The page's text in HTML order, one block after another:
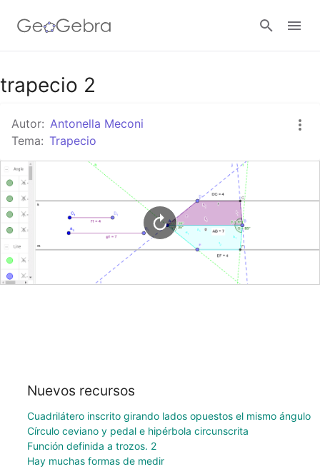
Google Classroom
GeoGebra Classroom
trapecio 2
Autor: Antonella Meconi
Tema: Trapecio
Nuevos recursos
Cuadrilátero inscrito girando lados opuestos el mismo ángulo
Círculo ceviano y pedal e hipérbola circunscrita
Función definida a trozos. 2
Hay muchas formas de medir